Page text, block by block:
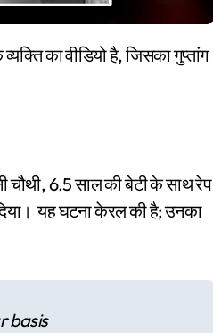
चौथी, 6.5 साल की बेटी के साथ रेप
यह घटना केरल की है; उनका
basis